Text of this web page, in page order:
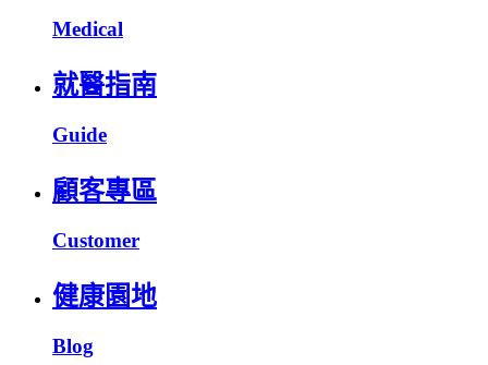
Medical
就醫指南
Guide
顧客專區
Customer
健康園地
Blog